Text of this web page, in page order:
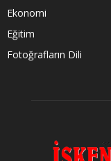
Ekonomi
Eğitim
Fotoğrafların Dili